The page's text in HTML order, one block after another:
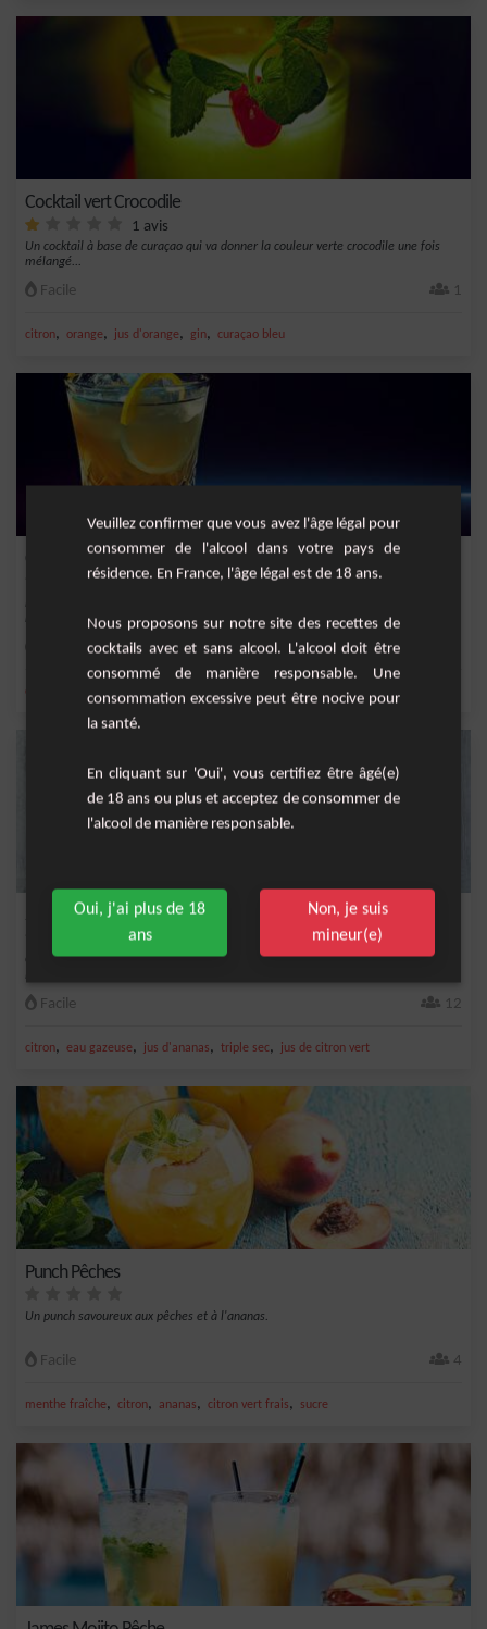
Cocktail vert Crocodile
1 avis
Un cocktail à base de curaçao qui va donner la couleur verte crocodile une fois
mélangé...
Facile 1
citron, orange, jus d'orange, gin, curaçao bleu
Cocktail Peachy Punchy
mariage...
citron , , rhum ,
Singapore Sling
Cocktail très rafraîchissant à base de gin et de fruits. Le Singapore sling est
Facile 12
citron, eau gazeuse, jus d'ananas, triple sec, jus de citron vert
Punch Pêches
Un punch savoureux aux pêches et à l'ananas.
Facile 4
menthe fraîche, citron, ananas, citron vert frais, sucre
Veuillez confirmer que vous avez l'âge légal pour
consommer de l'alcool dans votre pays de
résidence. En France, l'âge légal est de 18 ans.
Nous proposons sur notre site des recettes de
cocktails avec et sans alcool. L'alcool doit être
consommé de manière responsable. Une
consommation excessive peut être nocive pour
la santé.
En cliquant sur 'Oui', vous certifiez être âgé(e)
de 18 ans ou plus et acceptez de consommer de
l'alcool de manière responsable.
Oui, j'ai plus de 18
ans
Non, je suis
mineur(e)